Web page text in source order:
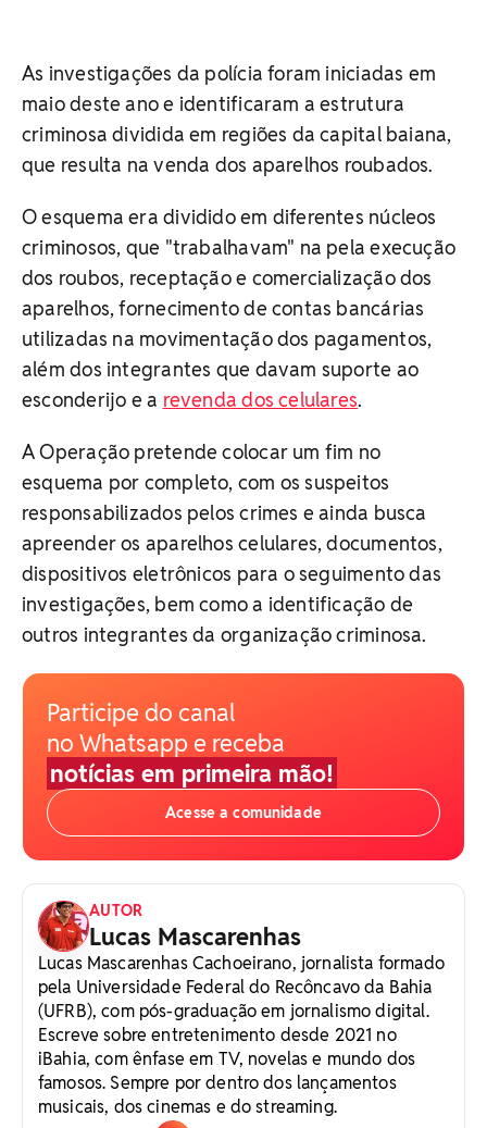
As investigações da polícia foram iniciadas em
maio deste ano e identificaram a estrutura
criminosa dividida em regiões da capital baiana,
que resulta na venda dos aparelhos roubados.
O esquema era dividido em diferentes núcleos
criminosos, que "trabalhavam" na pela execução
dos roubos, receptação e comercialização dos
aparelhos, fornecimento de contas bancárias
utilizadas na movimentação dos pagamentos,
além dos integrantes que davam suporte ao
esconderijo e a revenda dos celulares.
A Operação pretende colocar um fim no
esquema por completo, com os suspeitos
responsabilizados pelos crimes e ainda busca
apreender os aparelhos celulares, documentos,
dispositivos eletrônicos para o seguimento das
investigações, bem como a identificação de
outros integrantes da organização criminosa.
Participe do canal
no Whatsapp e receba
notícias em primeira mão!
Acesse a comunidade
AUTOR
Lucas Mascarenhas
Lucas Mascarenhas Cachoeirano, jornalista formado
pela Universidade Federal do Recôncavo da Bahia
(UFRB), com pós-graduação em jornalismo digital.
Escreve sobre entretenimento desde 2021 no
iBahia, com ênfase em TV, novelas e mundo dos
famosos. Sempre por dentro dos lançamentos
musicais, dos cinemas e do streaming.